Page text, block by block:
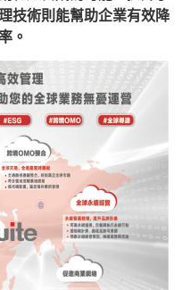
技術則能幫助企業有效降
。